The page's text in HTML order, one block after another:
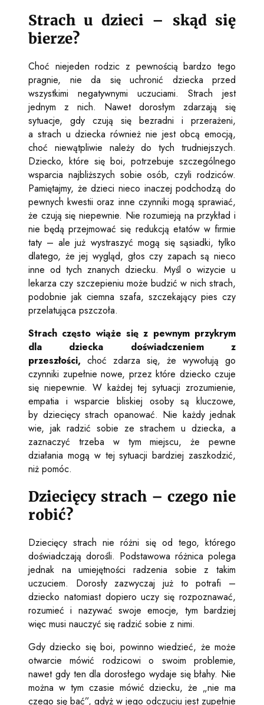
Strach u dzieci – skąd się
bierze?
Choć niejeden rodzic z pewnością bardzo tego
pragnie, nie da się uchronić dziecka przed
wszystkimi negatywnymi uczuciami. Strach jest
jednym z nich. Nawet dorosłym zdarzają się
sytuacje, gdy czują się bezradni i przerażeni,
a strach u dziecka również nie jest obcą emocją,
choć niewątpliwie należy do tych trudniejszych.
Dziecko, które się boi, potrzebuje szczególnego
wsparcia najbliższych sobie osób, czyli rodziców.
Pamiętajmy, że dzieci nieco inaczej podchodzą do
pewnych kwestii oraz inne czynniki mogą sprawiać,
że czują się niepewnie. Nie rozumieją na przykład i
nie będą przejmować się redukcją etatów w firmie
taty – ale już wystraszyć mogą się sąsiadki, tylko
dlatego, że jej wygląd, głos czy zapach są nieco
inne od tych znanych dziecku. Myśl o wizycie u
lekarza czy szczepieniu może budzić w nich strach,
podobnie jak ciemna szafa, szczekający pies czy
przelatująca pszczoła.
Strach często wiąże się z pewnym przykrym
dla dziecka doświadczeniem z
przeszłości, choć zdarza się, że wywołują go
czynniki zupełnie nowe, przez które dziecko czuje
się niepewnie. W każdej tej sytuacji zrozumienie,
empatia i wsparcie bliskiej osoby są kluczowe,
by dziecięcy strach opanować. Nie każdy jednak
wie, jak radzić sobie ze strachem u dziecka, a
zaznaczyć trzeba w tym miejscu, że pewne
działania mogą w tej sytuacji bardziej zaszkodzić,
niż pomóc.
Dziecięcy strach – czego nie
robić?
Dziecięcy strach nie różni się od tego, którego
doświadczają dorośli. Podstawowa różnica polega
jednak na umiejętności radzenia sobie z takim
uczuciem. Dorosły zazwyczaj już to potrafi –
dziecko natomiast dopiero uczy się rozpoznawać,
rozumieć i nazywać swoje emocje, tym bardziej
więc musi nauczyć się radzić sobie z nimi.
Gdy dziecko się boi, powinno wiedzieć, że może
otwarcie mówić rodzicowi o swoim problemie,
nawet gdy ten dla dorosłego wydaje się błahy. Nie
można w tym czasie mówić dziecku, że „nie ma
czego się bać”, gdyż w jego odczuciu jest zupełnie